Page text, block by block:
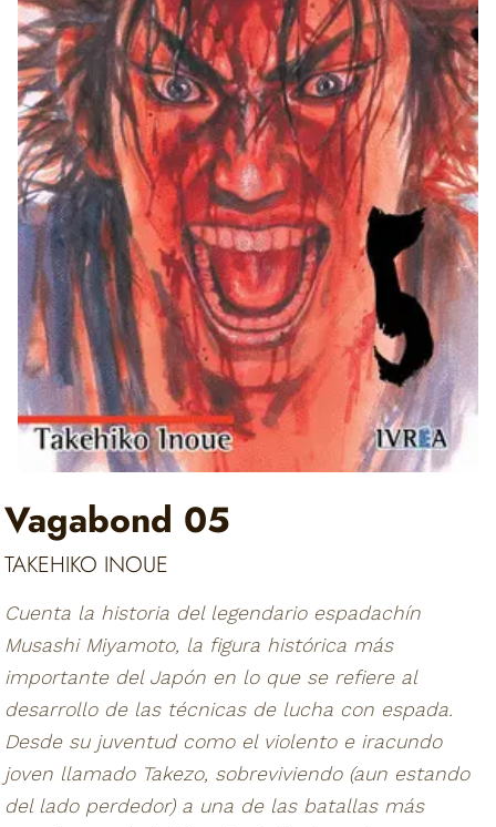
Vagabond 05
TAKEHIKO INOUE
Cuenta la historia del legendario espadachín
Musashi Miyamoto, la figura histórica más
importante del Japón en lo que se refiere al
desarrollo de las técnicas de lucha con espada.
Desde su juventud como el violento e iracundo
joven llamado Takezo, sobreviviendo (aun estando
del lado perdedor) a una de las batallas más